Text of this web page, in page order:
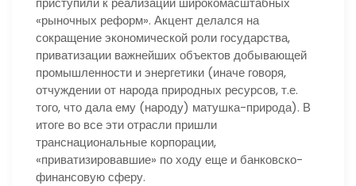
«рыночных реформ». Акцент делался на
сокращение экономической роли государства,
приватизации важнейших объектов добывающей
промышленности и энергетики (иначе говоря,
отчуждении от народа природных ресурсов, т.е.
того, что дала ему (народу) матушка-природа). В
итоге во все эти отрасли пришли
транснациональные корпорации,
«приватизировавшие» по ходу еще и банковско-
финансовую сферу.